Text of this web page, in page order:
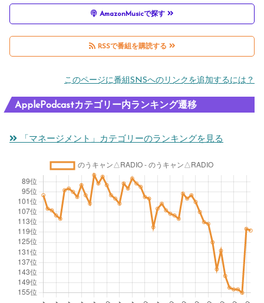
AmazonMusicで探す
RSSで番組を購読する
このページに番組SNSへのリンクを追加するには？
ApplePodcastカテゴリー内ランキング遷移
「マネージメント」カテゴリーのランキングを見る